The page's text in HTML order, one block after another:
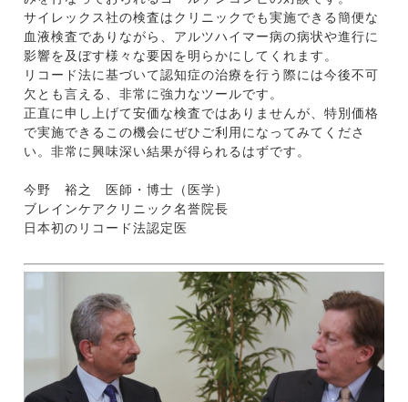
サイレックス社の検査はクリニックでも実施できる簡便な
血液検査でありながら、アルツハイマー病の病状や進行に
影響を及ぼす様々な要因を明らかにしてくれます。
リコード法に基づいて認知症の治療を行う際には今後不可
欠とも言える、非常に強力なツールです。
正直に申し上げて安価な検査ではありませんが、特別価格
で実施できるこの機会にぜひご利用になってみてくださ
い。非常に興味深い結果が得られるはずです。
今野 裕之 医師・博士（医学）
ブレインケアクリニック名誉院長
日本初のリコード法認定医